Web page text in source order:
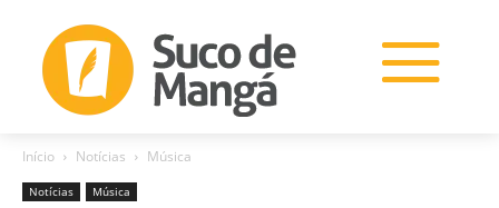
Início Notícias Música
Notícias Música